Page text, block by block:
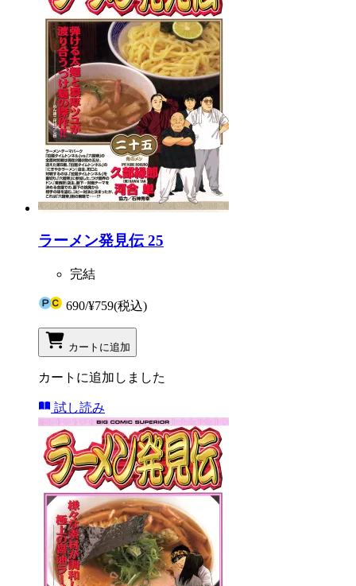
ラーメン発見伝 25
完結
690/¥759(税込)
カートに追加
カートに追加しました
試し読み